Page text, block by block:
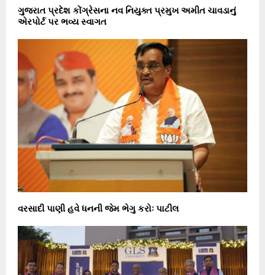
ગુજરાત પ્રદેશ કોંગ્રેસના નવ નિયુક્ત પ્રમુખ અમીત ચાવડાનું
એરપોર્ટ પર ભવ્ય સ્વાગત
વરસાદી પાણી હવે ધનની જેમ ભેગુ કરોઃ પાટીલ